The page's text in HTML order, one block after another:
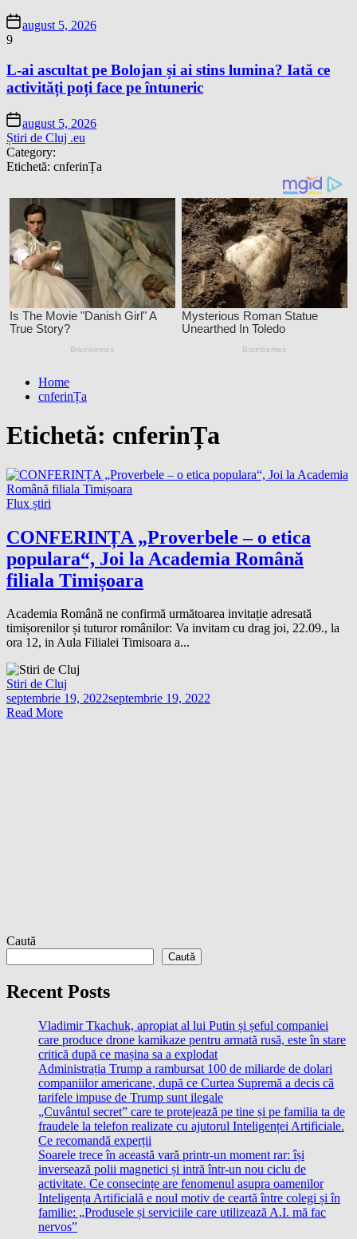
august 5, 2026
9
L-ai ascultat pe Bolojan și ai stins lumina? Iată ce
activități poți face pe întuneric
august 5, 2026
Știri de Cluj .eu
Category:
Etichetă: cnferinȚa
Home
cnferinȚa
Etichetă: cnferinȚa
Flux știri
CONFERINȚA „Proverbele – o etica
populara“, Joi la Academia Română
filiala Timișoara
Academia Română ne confirmă următoarea invitație adresată
timișorenilor și tuturor românilor: Va invitam cu drag joi, 22.09., la
ora 12, in Aula Filialei Timisoara a...
Stiri de Cluj
septembrie 19, 2022septembrie 19, 2022
Read More
Caută
Caută
Recent Posts
Vladimir Tkachuk, apropiat al lui Putin și șeful companiei
care produce drone kamikaze pentru armată rusă, este în stare
critică după ce mașina sa a explodat
Administrația Trump a rambursat 100 de miliarde de dolari
companiilor americane, după ce Curtea Supremă a decis că
tarifele impuse de Trump sunt ilegale
„Cuvântul secret” care te protejează pe tine și pe familia ta de
fraudele la telefon realizate cu ajutorul Inteligenței Artificiale.
Ce recomandă experții
Soarele trece în această vară printr-un moment rar: își
inversează polii magnetici și intră într-un nou ciclu de
activitate. Ce consecințe are fenomenul asupra oamenilor
Inteligența Artificială e noul motiv de ceartă între colegi și în
familie: „Produsele și serviciile care utilizează A.I. mă fac
nervos”